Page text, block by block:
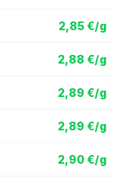
2,85 €/g
2,88 €/g
2,89 €/g
2,89 €/g
2,90 €/g